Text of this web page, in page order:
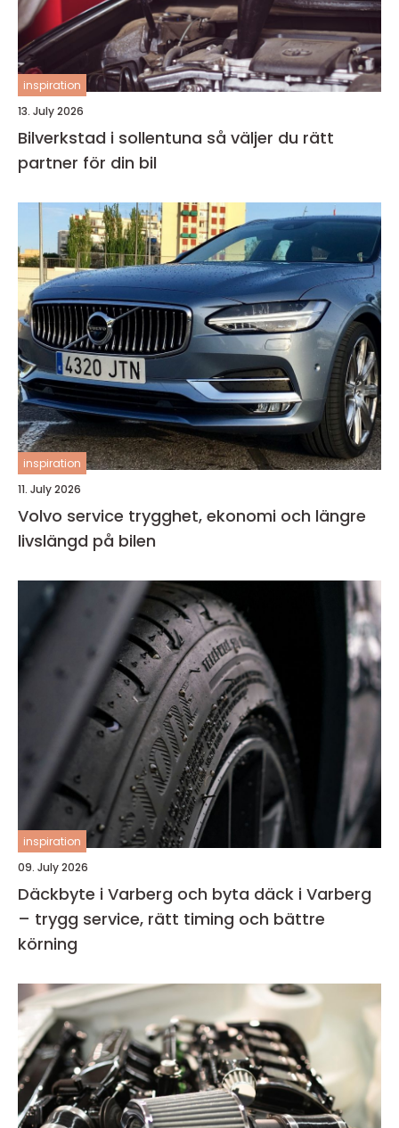
inspiration
13. July 2026
Bilverkstad i sollentuna så väljer du rätt
partner för din bil
inspiration
11. July 2026
Volvo service trygghet, ekonomi och längre
livslängd på bilen
inspiration
09. July 2026
Däckbyte i Varberg och byta däck i Varberg
– trygg service, rätt timing och bättre
körning